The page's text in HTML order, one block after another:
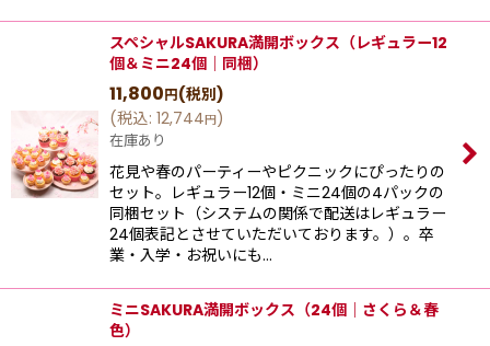
スペシャルSAKURA満開ボックス（レギュラー12
個＆ミニ24個｜同梱）
11,800円(税別)
(税込: 12,744円)
在庫あり
花見や春のパーティーやピクニックにぴったりの
セット。レギュラー12個・ミニ24個の4パックの
同梱セット（システムの関係で配送はレギュラー
24個表記とさせていただいております。）。卒
業・入学・お祝いにも…
ミニSAKURA満開ボックス（24個｜さくら＆春
色）